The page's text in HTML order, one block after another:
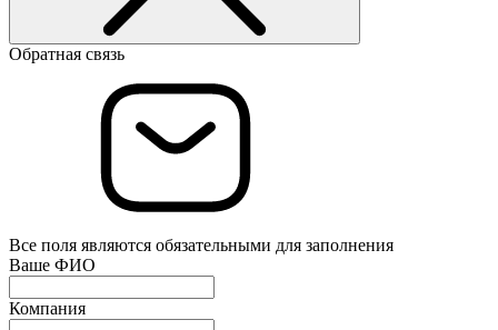
Обратная связь
Все поля являются обязательными для заполнения
Ваше ФИО
Компания